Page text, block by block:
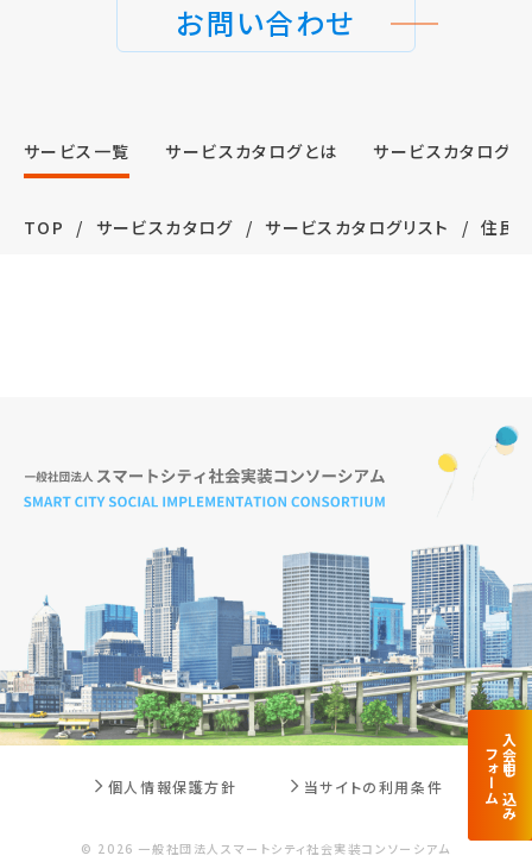
入会申し込み
フォーム
お問い合わせ
サービス⼀覧 サービスカタログとは サービスカタログ
TOP サービスカタログ サービスカタログリスト 住民
個人情報保護方針 当サイトの利用条件
© 2026 一般社団法人スマートシティ社会実装コンソーシアム